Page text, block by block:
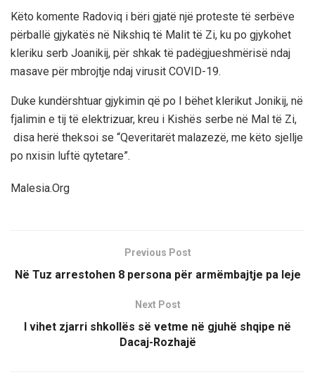
Këto komente Radoviq i bëri gjatë një proteste të serbëve
përballë gjykatës në Nikshiq të Malit të Zi, ku po gjykohet
kleriku serb Joanikij, për shkak të padëgjueshmërisë ndaj
masave për mbrojtje ndaj virusit COVID-19.
Duke kundërshtuar gjykimin që po I bëhet klerikut Jonikij, në
fjalimin e tij të elektrizuar, kreu i Kishës serbe në Mal të Zi,
disa herë theksoi se “Qeveritarët malazezë, me këto sjellje
po nxisin luftë qytetare”.
Malesia.Org
Previous Post
Në Tuz arrestohen 8 persona për armëmbajtje pa leje
Next Post
I vihet zjarri shkollës së vetme në gjuhë shqipe në
Dacaj-Rozhajë